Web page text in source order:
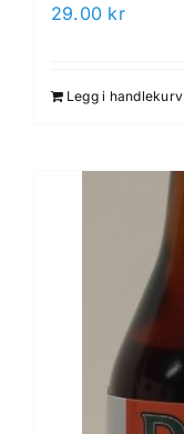
29.00 kr
Legg i handlekurv